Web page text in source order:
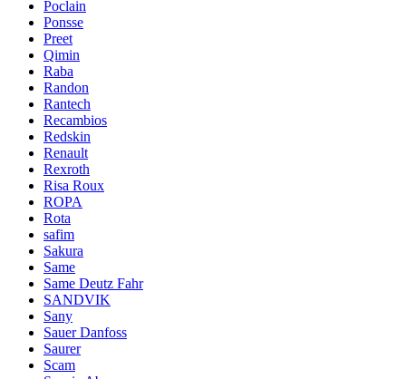
Poclain
Ponsse
Preet
Qimin
Raba
Randon
Rantech
Recambios
Redskin
Renault
Rexroth
Risa Roux
ROPA
Rota
safim
Sakura
Same
Same Deutz Fahr
SANDVIK
Sany
Sauer Danfoss
Saurer
Scam